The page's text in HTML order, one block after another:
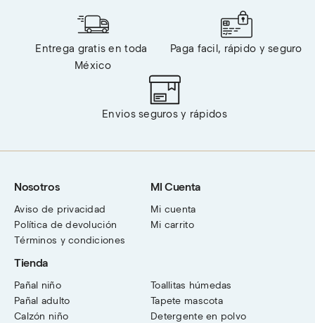
Entrega gratis en toda
México
Paga facil, rápido y seguro
Envios seguros y rápidos
Nosotros
Aviso de privacidad
Política de devolución
Términos y condiciones
MI Cuenta
Mi cuenta
Mi carrito
Tienda
Pañal niño
Pañal adulto
Calzón niño
Toallitas húmedas
Tapete mascota
Detergente en polvo